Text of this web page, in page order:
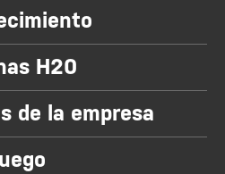
H20
de la empresa